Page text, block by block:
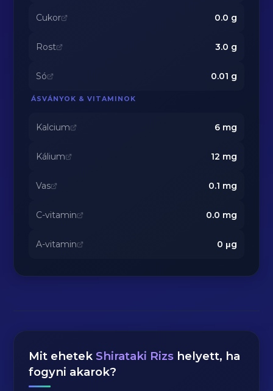
Cukor 0.0 g
Rost 3.0 g
Só 0.01 g
ÁSVÁNYOK & VITAMINOK
Kalcium 6mg
Kálium 12 mg
Vas 0.1 mg
C-vitamin 0.0 mg
A-vitamin 0 μg
Mit ehetek Shirataki Rizs helyett, ha
fogyni akarok?